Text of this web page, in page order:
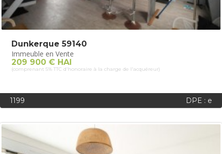
Dunkerque 59140
Immeuble en Vente
209 900 € HAI
(comprenant 5% TTC d'honoraire à la charge de l'acquéreur)
1199 DPE : e